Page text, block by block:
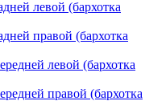
левой (бархотка
правой (бархотка
левой (бархотка
правой (бархотка